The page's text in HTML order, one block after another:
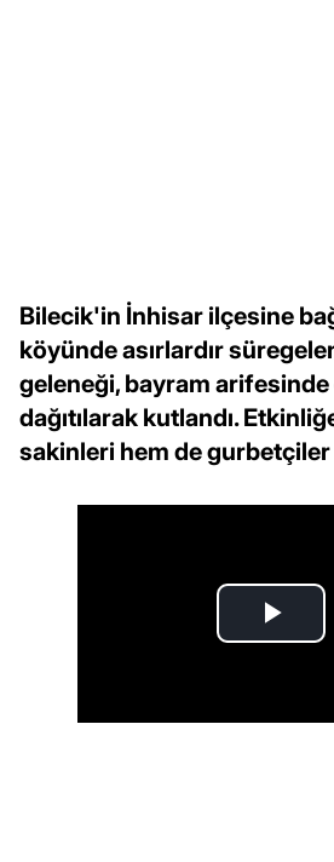
Bilecik'in İnhisar ilçesine
köyünde asırlardır
geleneği, bayram
dağıtılarak kutlandı.
sakinleri hem de gurbetçiler